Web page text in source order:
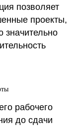
позволяет
проекты,
значительно
рабочего
до сдачи